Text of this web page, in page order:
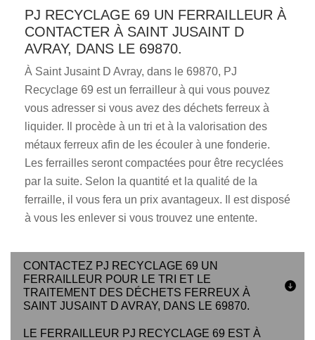
PJ RECYCLAGE 69 UN FERRAILLEUR À
CONTACTER À SAINT JUSAINT D
AVRAY, DANS LE 69870.
À Saint Jusaint D Avray, dans le 69870, PJ
Recyclage 69 est un ferrailleur à qui vous pouvez
vous adresser si vous avez des déchets ferreux à
liquider. Il procède à un tri et à la valorisation des
métaux ferreux afin de les écouler à une fonderie.
Les ferrailles seront compactées pour être recyclées
par la suite. Selon la quantité et la qualité de la
ferraille, il vous fera un prix avantageux. Il est disposé
à vous les enlever si vous trouvez une entente.
CONTACTEZ PJ RECYCLAGE 69 UN
FERRAILLEUR POUR LE TRI ET LE
TRAITEMENT DES DÉCHETS FERREUX À
SAINT JUSAINT D AVRAY, DANS LE 69870.
LE FERRAILLEUR PJ RECYCLAGE 69 EST À